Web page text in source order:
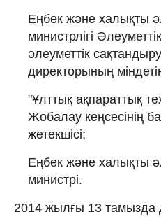
Еңбек және халықты
министрлігі
әлеуметтік
директорының
"Ұлттық ақпараттық
Жобалау кеңсесінің
жетекшісі;
Еңбек және халықты
министрі.
2014 жылғы 13 тамызда